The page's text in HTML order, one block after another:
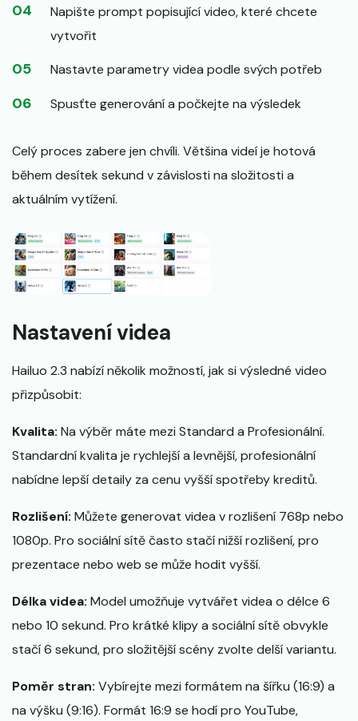
Napište prompt popisující video, které chcete
vytvořit
Nastavte parametry videa podle svých potřeb
Spusťte generování a počkejte na výsledek
Celý proces zabere jen chvíli. Většina videí je hotová
během desítek sekund v závislosti na složitosti a
aktuálním vytížení.
Nastavení videa
Hailuo 2.3 nabízí několik možností, jak si výsledné video
přizpůsobit:
Kvalita: Na výběr máte mezi Standard a Profesionální.
Standardní kvalita je rychlejší a levnější, profesionální
nabídne lepší detaily za cenu vyšší spotřeby kreditů.
Rozlišení: Můžete generovat videa v rozlišení 768p nebo
1080p. Pro sociální sítě často stačí nižší rozlišení, pro
prezentace nebo web se může hodit vyšší.
Délka videa: Model umožňuje vytvářet videa o délce 6
nebo 10 sekund. Pro krátké klipy a sociální sítě obvykle
stačí 6 sekund, pro složitější scény zvolte delší variantu.
Poměr stran: Vybírejte mezi formátem na šířku (16:9) a
na výšku (9:16). Formát 16:9 se hodí pro YouTube,